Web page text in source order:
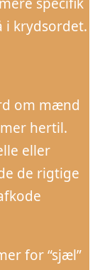
i krydsordet.
om mænd
hertil.
eller
de rigtige
for “sjæl”